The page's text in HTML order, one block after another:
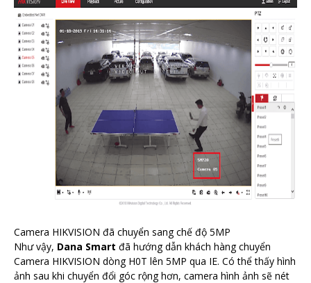
Camera HIKVISION đã chuyển sang chế độ 5MP
Như vậy, Dana Smart đã hướng dẫn khách hàng chuyển
Camera HIKVISION dòng H0T lên 5MP qua IE. Có thể thấy hình
ảnh sau khi chuyển đổi góc rộng hơn, camera hình ảnh sẽ nét